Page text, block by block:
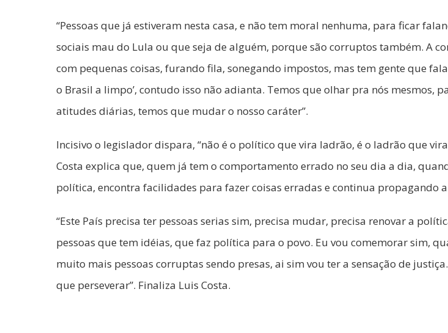
“Pessoas que já estiveram nesta casa, e não tem moral nenhuma, para ficar
sociais mau do Lula ou que seja de alguém, porque são corruptos também. A
com pequenas coisas, furando fila, sonegando impostos, mas tem gente que
o Brasil a limpo’, contudo isso não adianta. Temos que olhar pra nós mesmos,
atitudes diárias, temos que mudar o nosso caráter”.
Incisivo o legislador dispara, “não é o político que vira ladrão, é o ladrão que
Costa explica que, quem já tem o comportamento errado no seu dia a dia,
política, encontra facilidades para fazer coisas erradas e continua propagando
“Este País precisa ter pessoas serias sim, precisa mudar, precisa renovar a
pessoas que tem idéias, que faz política para o povo. Eu vou comemorar sim,
muito mais pessoas corruptas sendo presas, ai sim vou ter a sensação de
que perseverar”. Finaliza Luis Costa.